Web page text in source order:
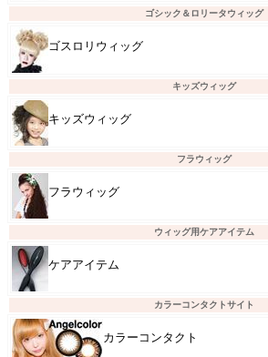
ゴシック＆ロリータウィッグ
ゴスロリウィッグ
キッズウィッグ
キッズウィッグ
フラウィッグ
フラウィッグ
ウィッグ用ケアアイテム
ケアアイテム
カラーコンタクトサイト
カラーコンタクト